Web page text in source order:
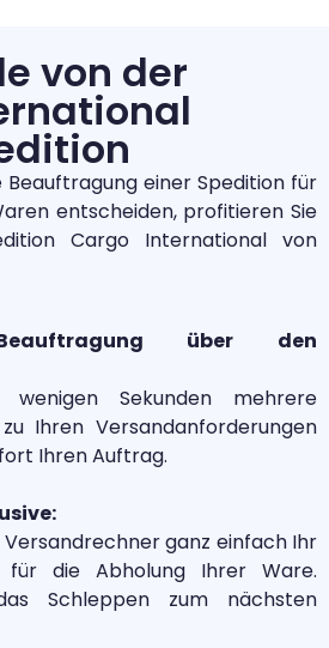
von der
Beauftragung einer Spedition für
entscheiden, profitieren Sie
Cargo International von
über den
Sekunden mehrere
Ihren Versandanforderungen
Ihren Auftrag.
ganz einfach Ihr
für die Abholung Ihrer Ware.
Schleppen zum nächsten